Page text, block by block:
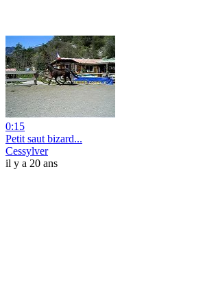
0:15
Petit saut bizard...
Cessylver
il y a 20 ans